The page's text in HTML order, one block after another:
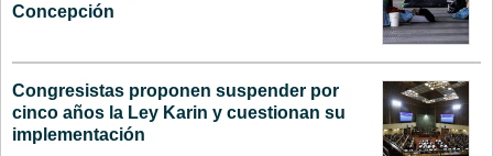
Concepción
Congresistas proponen suspender por
cinco años la Ley Karin y cuestionan su
implementación